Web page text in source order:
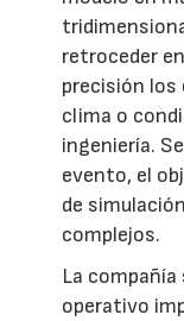
retroceder
precisión los
clima o
ingeniería.
evento, el
de
complejos.
La
operativo